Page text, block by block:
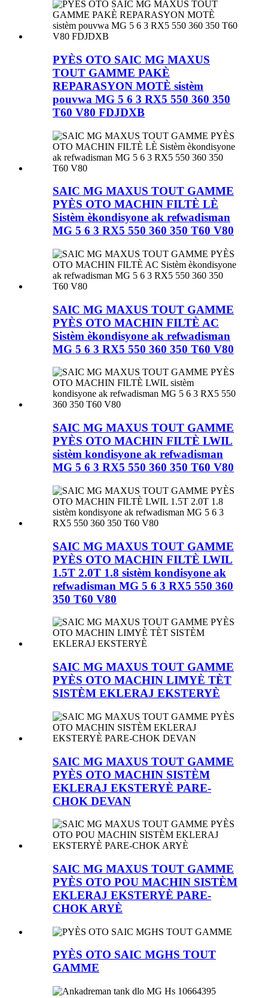
PYÈS OTO SAIC MG MAXUS
TOUT GAMME PAKÈ
REPARASYON MOTÈ sistèm
pouvwa MG 5 6 3 RX5 550 360 350
T60 V80 FDJDXB
SAIC MG MAXUS TOUT GAMME
PYÈS OTO MACHIN FILTÈ LÈ
Sistèm èkondisyone ak refwadisman
MG 5 6 3 RX5 550 360 350 T60 V80
SAIC MG MAXUS TOUT GAMME
PYÈS OTO MACHIN FILTÈ AC
Sistèm èkondisyone ak refwadisman
MG 5 6 3 RX5 550 360 350 T60 V80
SAIC MG MAXUS TOUT GAMME
PYÈS OTO MACHIN FILTÈ LWIL
sistèm kondisyone ak refwadisman
MG 5 6 3 RX5 550 360 350 T60 V80
SAIC MG MAXUS TOUT GAMME
PYÈS OTO MACHIN FILTÈ LWIL
1.5T 2.0T 1.8 sistèm kondisyone ak
refwadisman MG 5 6 3 RX5 550 360
350 T60 V80
SAIC MG MAXUS TOUT GAMME
PYÈS OTO MACHIN LIMYÈ TÈT
SISTÈM EKLERAJ EKSTERYÈ
SAIC MG MAXUS TOUT GAMME
PYÈS OTO MACHIN SISTÈM
EKLERAJ EKSTERYÈ PARE-
CHOK DEVAN
SAIC MG MAXUS TOUT GAMME
PYÈS OTO POU MACHIN SISTÈM
EKLERAJ EKSTERYÈ PARE-
CHOK ARYÈ
PYÈS OTO SAIC MGHS TOUT
GAMME